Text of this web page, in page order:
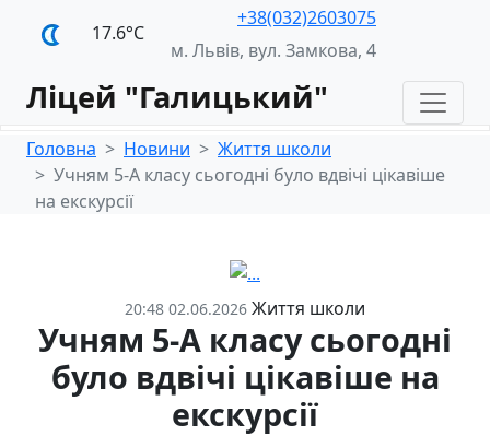
17.6°С
+38(032)2603075
м. Львів, вул. Замкова, 4
Ліцей "Галицький"
Головна Новини
Життя школи
Учням 5-А класу сьогодні було вдвічі цікавіше
на екскурсії
20:48 02.06.2026 Життя школи
Учням 5-А класу сьогодні
було вдвічі цікавіше на
екскурсії